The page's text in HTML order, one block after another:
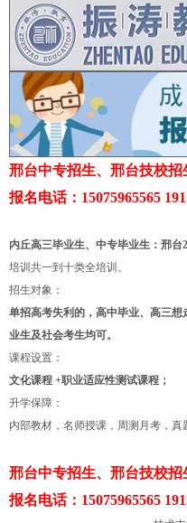
邢台中专招生、邢台技校招
报名电话：15075965565
内丘高三毕业生、中专毕业生：邢台
培训共一到十类全培训。
招生对象：
单招高考失利的，高中毕业、高三
业生及社会考生均可。
课程设置：
文化课程 +职业适应性测试课程；
升学保障：
内部教材，名师授课，周测月考，真
邢台中专招生、邢台技校招
报名电话：15075965565